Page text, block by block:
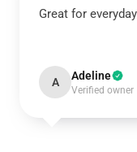
Great for
A Adeline
Verified owner